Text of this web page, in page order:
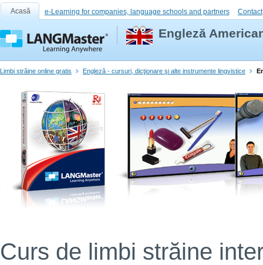
Acasă e-Learning for companies, language schools and partners Contact
Engleză
Limbi străine online gratis Engleză - cursuri, dicţionare şi alte instrumente lingvistice
Curs de limbi străine